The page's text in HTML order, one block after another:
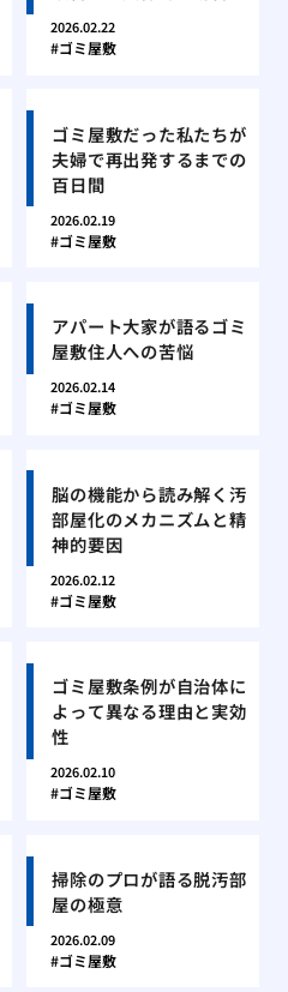
2026.02.22
ゴミ屋敷
ゴミ屋敷だった私たちが
夫婦で再出発するまでの
百日間
2026.02.19
ゴミ屋敷
アパート大家が語るゴミ
屋敷住人への苦悩
2026.02.14
ゴミ屋敷
脳の機能から読み解く汚
部屋化のメカニズムと精
神的要因
2026.02.12
ゴミ屋敷
ゴミ屋敷条例が自治体に
よって異なる理由と実効
性
2026.02.10
ゴミ屋敷
掃除のプロが語る脱汚部
屋の極意
2026.02.09
ゴミ屋敷